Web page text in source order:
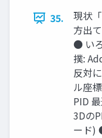
35.
現状
方出
● い
撲:
反対
ル座
PID
3Dの
ード)